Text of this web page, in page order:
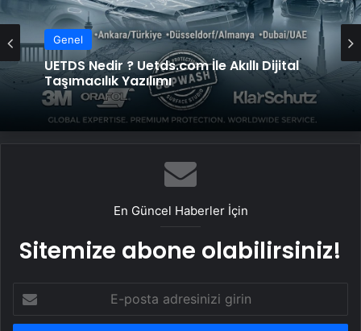
Genel
UETDS Nedir ? Uetds.com İle Akıllı Dijital
Taşımacılık Yazılımı
En Güncel Haberler İçin
Sitemize abone olabilirsiniz!
posta
adresinizi